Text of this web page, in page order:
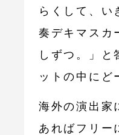
らくして、い
奏デキマスカ
しずつ。」
ットの中に
海外の演出家
あればフリー